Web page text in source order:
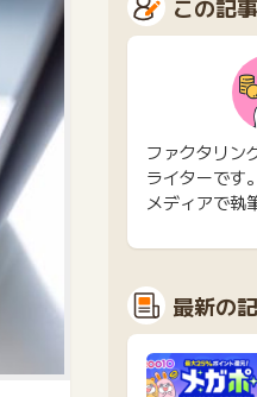
この記
ファクタリン
ライターです
メディアで執
最新の